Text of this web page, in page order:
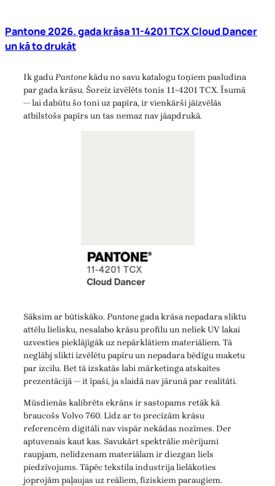
Pantone 2026. gada krāsa 11-4201 TCX Cloud Dancer
un kā to drukāt
Ik gaduPantonekādu no savu katalogu toņiem pasludina
par gada krāsu. Šoreiz izvēlēts tonis 11-4201 TCX. Īsumā
— lai dabūtu šo toni uz papīra, ir vienkārši jāizvēlās
atbilstošs papīrs un tas nemaz nav jāapdrukā.
Sāksim ar būtiskāko. Pantonegada krāsa nepadara sliktu
attēlu lielisku, nesalabo krāsu profilu un neliek UV lakai
uzvesties pieklājīgāk uz nepārklātiem materiāliem. Tā
neglābj slikti izvēlētu papīru un nepadara bēdīgu maketu
par izcilu. Bet tā izskatās labi mārketinga atskaites
prezentācijā — it īpaši, ja slaidā nav jārunā par realitāti.
Mūsdienās kalibrēts ekrāns ir sastopams retāk kā
braucošs Volvo 760. Līdz ar to precīzām krāsu
referencēm digitāli nav vispār nekādas nozīmes. Der
aptuvenais kaut kas. Savukārt spektrālie mērījumi
raupjam, nelīdzenam materiālam ir diezgan liels
piedzīvojums. Tāpēc tekstila industrija lielākoties
joprojām paļaujas uz reāliem, fiziskiem paraugiem.